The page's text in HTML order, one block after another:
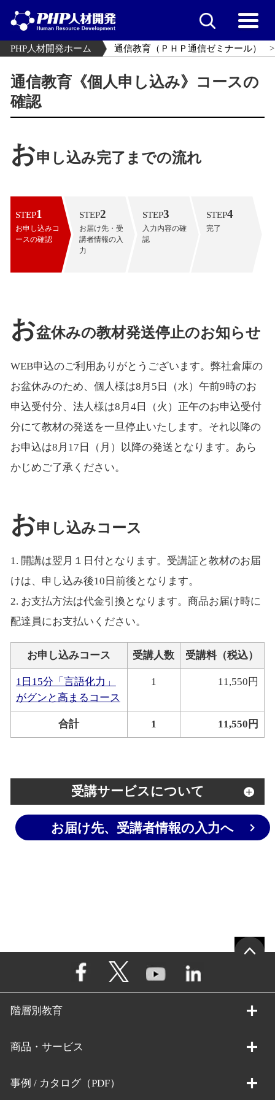
PHP人材開発ホーム 通信教育（ＰＨＰ通信ゼミナール）
通信教育《個人申し込み》コースの
確認
お申し込み完了までの流れ
STEP1
お申し込みコ
ースの確認
STEP2
お届け先・受
講者情報の入
力
STEP3
入力内容の確
認
STEP4
完了
お盆休みの教材発送停止のお知らせ
WEB申込のご利用ありがとうございます。弊社倉庫の
お盆休みのため、個人様は8月5日（水）午前9時のお
申込受付分、法人様は8月4日（火）正午のお申込受付
分にて教材の発送を一旦停止いたします。それ以降の
お申込は8月17日（月）以降の発送となります。あら
かじめご了承ください。
お申し込みコース
1. 開講は翌月１日付となります。受講証と教材のお届
けは、申し込み後10日前後となります。
2. お支払方法は代金引換となります。商品お届け時に
配達員にお支払いください。
お申し込みコース 受講人数 受講料（税込）
1日15分「言語化力」
がグンと高まるコース
1 11,550円
合計 1 11,550円
受講サービスについて
お届け先、受講者情報の入力へ
階層別教育
商品・サービス
事例 / カタログ（PDF）